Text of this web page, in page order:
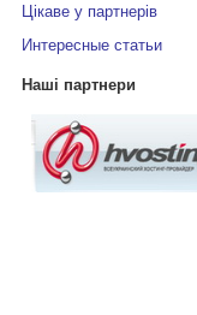
Цікаве у партнерів
Интересные статьи
Наші партнери